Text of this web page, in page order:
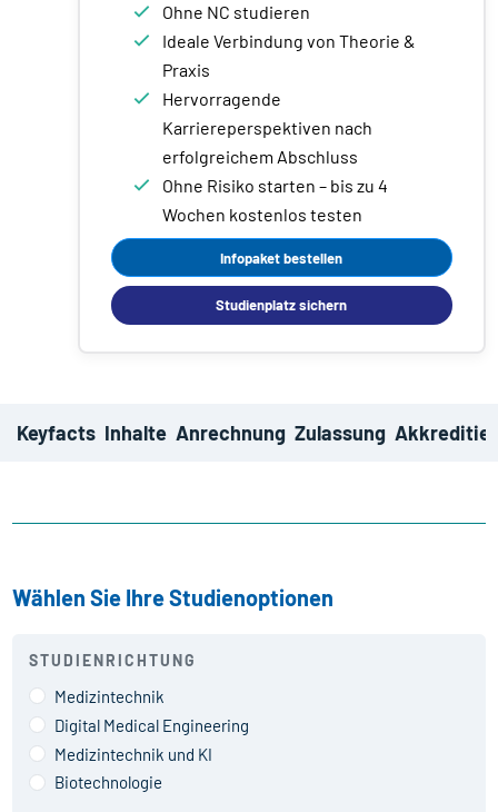
Ohne NC studieren
Ideale Verbindung von Theorie &
Praxis
Hervorragende
Karriereperspektiven nach
erfolgreichem Abschluss
Ohne Risiko starten – bis zu 4
Wochen kostenlos testen
Infopaket bestellen
Studienplatz sichern
Keyfacts Inhalte Anrechnung Zulassung
Wählen Sie Ihre Studienoptionen
STUDIENRICHTUNG
Medizintechnik
Digital Medical Engineering
Medizintechnik und KI
Biotechnologie